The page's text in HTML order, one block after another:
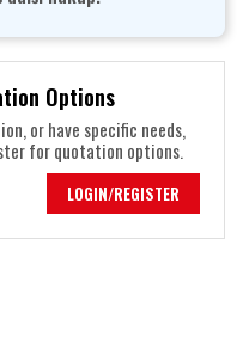
Options
or have specific needs,
for quotation options.
LOGIN/REGISTER